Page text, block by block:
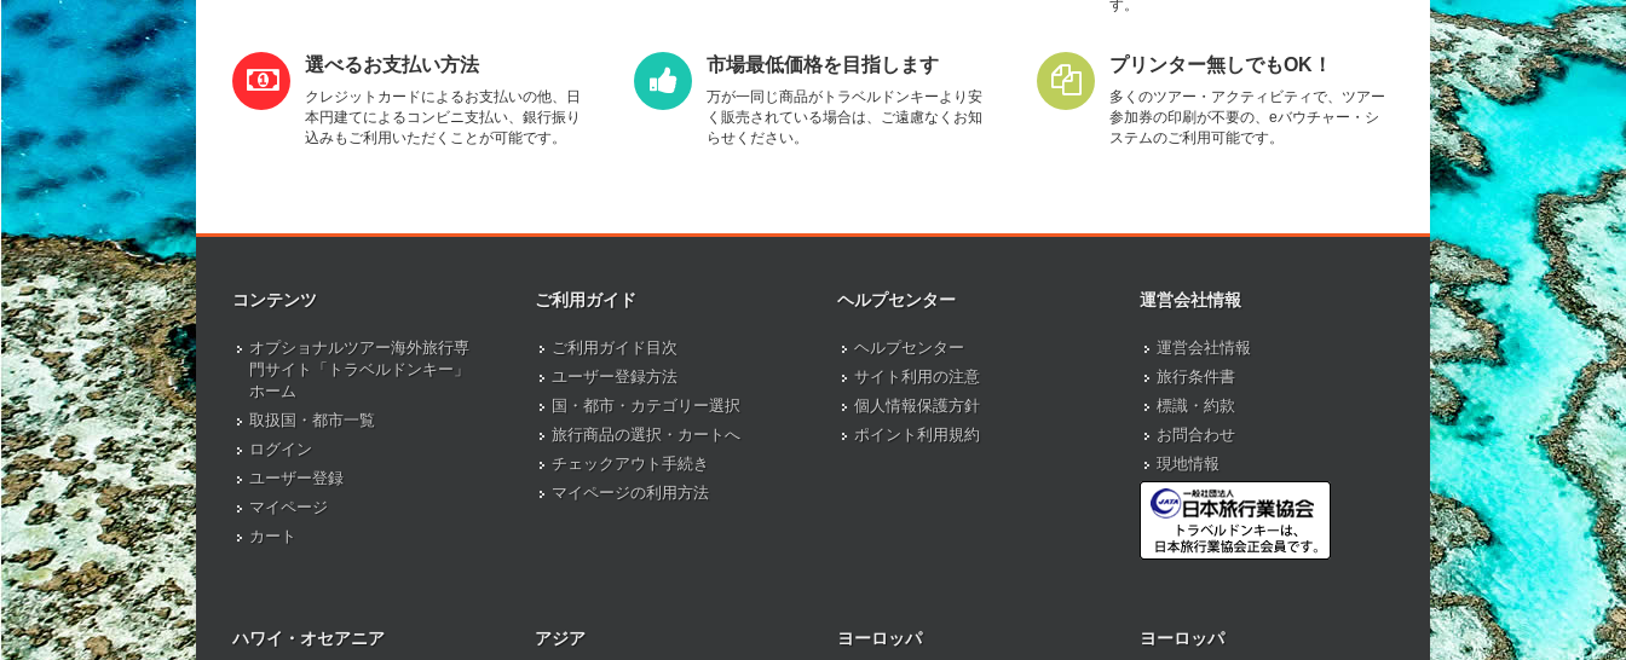
す。
選べるお支払い方法
クレジットカードによるお支払いの他、日
本円建てによるコンビニ支払い、銀行振り
込みもご利用いただくことが可能です。
市場最低価格を目指します
万が一同じ商品がトラベルドンキーより安
く販売されている場合は、ご遠慮なくお知
らせください。
プリンター無しでもOK！
多くのツアー・アクティビティで、ツアー
参加券の印刷が不要の、eバウチャー・シ
ステムのご利用可能です。
コンテンツ
オプショナルツアー海外旅行専
門サイト「トラベルドンキー」
ホーム
取扱国・都市一覧
ログイン
ユーザー登録
マイページ
カート
ご利用ガイド
ご利用ガイド目次
ユーザー登録方法
国・都市・カテゴリー選択
旅行商品の選択・カートへ
チェックアウト手続き
マイページの利用方法
ヘルプセンター
ヘルプセンター
サイト利用の注意
個人情報保護方針
ポイント利用規約
運営会社情報
運営会社情報
旅行条件書
標識・約款
お問合わせ
現地情報
ハワイ・オセアニア アジア ヨーロッパ ヨーロッパ